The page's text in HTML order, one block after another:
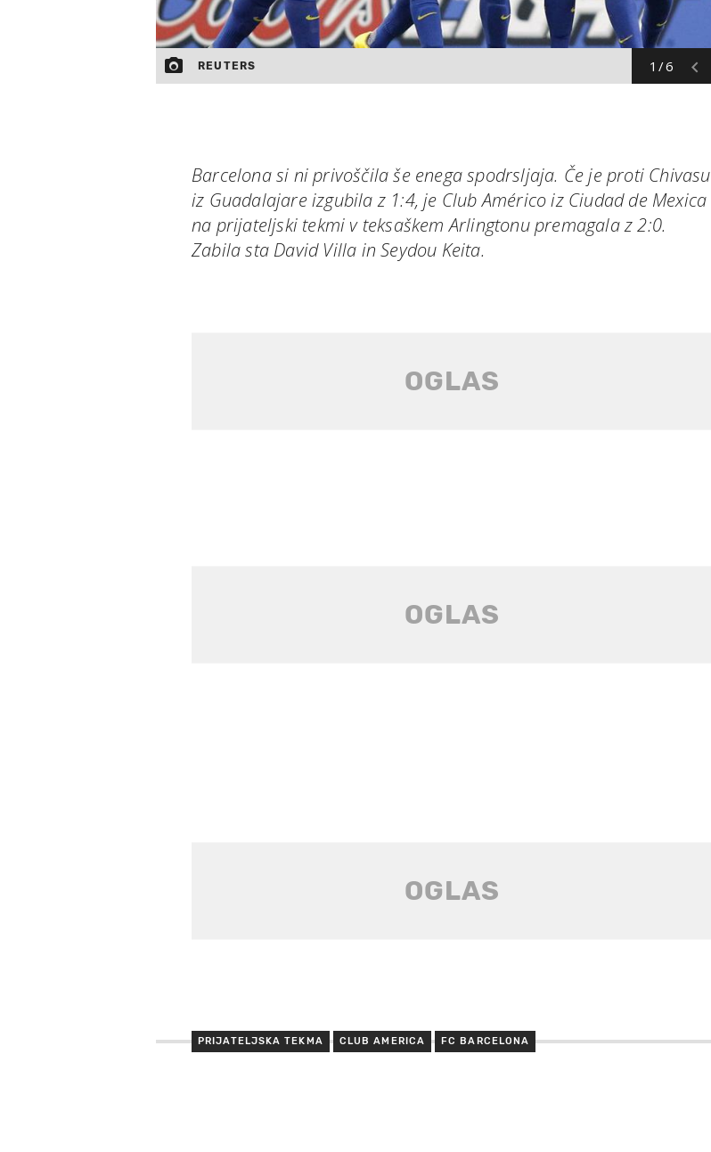
1/6
REUTERS
Barcelona si ni privoščila še enega spodrsljaja. Če je proti Chivasu
iz Guadalajare izgubila z 1:4, je Club Américo iz Ciudad de Mexica
na prijateljski tekmi v teksaškem Arlingtonu premagala z 2:0.
Zabila sta David Villa in Seydou Keita.
PRIJATELJSKA TEKMA CLUB AMERICA FC BARCELONA